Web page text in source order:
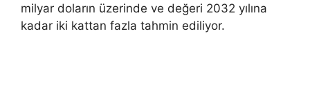
milyar doların üzerinde ve değeri 2032 yılına
kadar iki kattan fazla tahmin ediliyor.